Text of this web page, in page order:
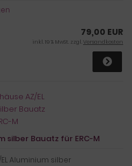
79,00 EUR
inkl. 19 % MwSt. zzgl.Versandkosten
silber Bauatz für ERC-M
Aluminium silber